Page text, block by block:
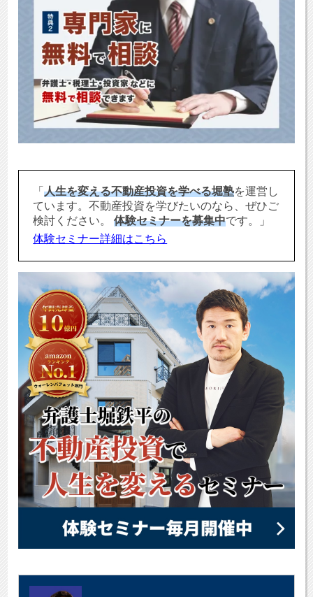
「人生を変える不動産投資を学べる堀塾を運営し
ています。不動産投資を学びたいのなら、ぜひご
検討ください。体験セミナーを募集中です。」
体験セミナー詳細はこちら